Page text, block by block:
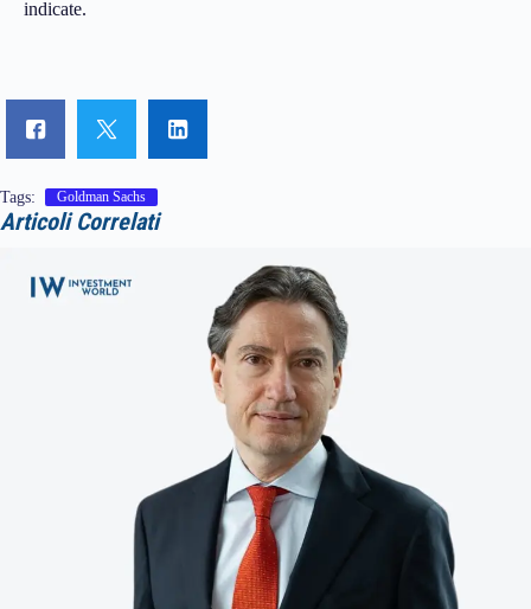
indicate.
Tags: Goldman Sachs
Articoli Correlati